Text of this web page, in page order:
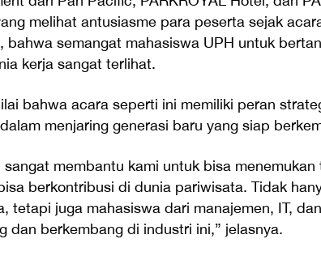
melihat antusiasme para peserta sejak
bahwa semangat mahasiswa UPH untuk
kerja sangat terlihat.
bahwa acara seperti ini memiliki peran
menjaring generasi baru yang siap
sangat membantu kami untuk bisa
berkontribusi di dunia pariwisata. Tidak
tetapi juga mahasiswa dari manajemen, IT,
dan berkembang di industri ini,” jelasnya.